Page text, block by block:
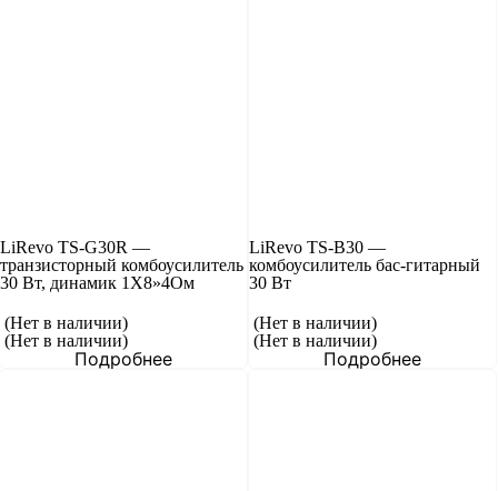
LiRevo TS-G30R —
транзисторный комбоусилитель
30 Вт, динамик 1Х8»4Ом
(Нет в наличии)
(Нет в наличии)
Подробнее
LiRevo TS-B30 —
комбоусилитель бас-гитарный
30 Вт
(Нет в наличии)
(Нет в наличии)
Подробнее